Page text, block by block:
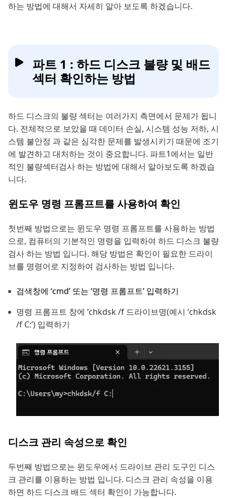
하는 방법에 대해서 자세히 알아 보도록 하겠습니다.
파트 1 : 하드 디스크 불량 및 배드
섹터 확인하는 방법
하드 디스크의 불량 섹터는 여러가지 측면에서 문제가 됩니
다. 전체적으로 보았을 때 데이터 손실, 시스템 성능 저하, 시
스템 불안정 과 같은 심각한 문제를 발생시키기 때문에 조기
에 발견하고 대처하는 것이 중요합니다. 파트1에서는 일반
적인 불량섹터검사 하는 방법에 대해서 알아보도록 하겠습
니다.
윈도우 명령 프롬프트를 사용하여 확인
첫번째 방법으로는 윈도우 명령 프롬프트를 사용하는 방법
으로, 컴퓨터의 기본적인 명령을 입력하여 하드 디스크 불량
검사 하는 방법 입니다. 해당 방법은 확인이 필요한 드라이
브를 명령어로 지정하여 검사하는 방법 입니다.
검색창에 ‘cmd’ 또는 ‘명령 프롬프트’ 입력하기
명령 프롬프트 창에 ‘chkdsk /f 드라이브명(예시 ‘chkdsk
/f C:’) 입력하기
디스크 관리 속성으로 확인
두번째 방법으로는 윈도우에서 드라이브 관리 도구인 디스
크 관리를 이용하는 방법 입니다. 디스크 관리 속성을 이용
하면 하드 디스크 배드 섹터 확인이 가능합니다.